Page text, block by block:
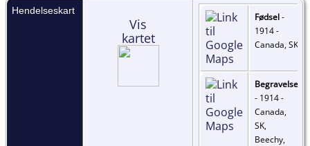
Hendelseskart
Vis
kartet
Fødsel-
1914 -
Canada, SK
Begravelse
- 1914 -
Canada,
SK,
Beechy,